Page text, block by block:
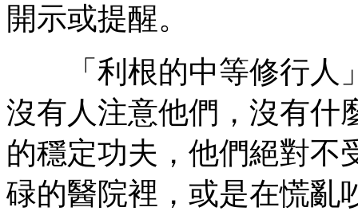
開示或提醒。
「利根的中等修行人
沒有人注意他們，沒有什
的穩定功夫，他們絕對不
碌的醫院裡，或是在慌亂